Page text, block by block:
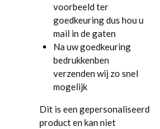
voorbeeld ter
goedkeuring dus hou u
mail in de gaten
Na uw goedkeuring
bedrukkenben
verzenden wij zo snel
mogelijk
Dit is een gepersonaliseerd
product en kan niet